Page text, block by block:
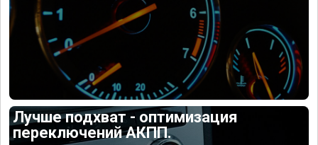
Лучше подхват - оптимизация
переключений АКПП.